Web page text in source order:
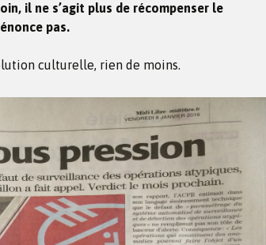
il ne s’agit plus de récompenser le
pas.
culturelle, rien de moins.